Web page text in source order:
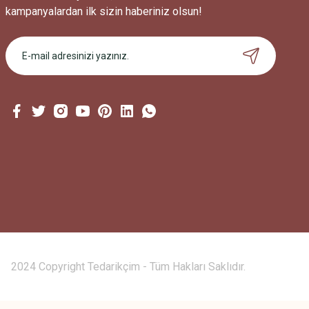
kampanyalardan ilk sizin haberiniz olsun!
2024 Copyright Tedarikçim - Tüm Hakları Saklıdır.